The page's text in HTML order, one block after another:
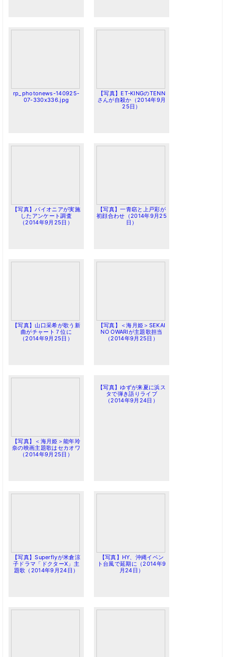
rp_photonews-140925-
07-330x336.jpg
【写真】ET‐KINGのTENN
さんが自殺か（2014年9月
25日）
【写真】パイオニアが実施
したアンケート調査
（2014年9月25日）
【写真】一青窈と上戸彩が
初顔合わせ（2014年9月25
日）
【写真】山口采希が歌う新
曲がチャート７位に
（2014年9月25日）
【写真】＜海月姫＞SEKAI
NO OWARIが主題歌担当
（2014年9月25日）
【写真】＜海月姫＞能年玲
奈の映画主題歌はセカオワ
（2014年9月25日）
【写真】ゆずが来夏に浜ス
タで弾き語りライブ
（2014年9月24日）
【写真】Superflyが米倉涼
子ドラマ「ドクターX」主
題歌（2014年9月24日）
【写真】HY、沖縄イベン
ト台風で延期に（2014年9
月24日）